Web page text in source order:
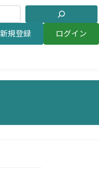
新規登録 ログイン